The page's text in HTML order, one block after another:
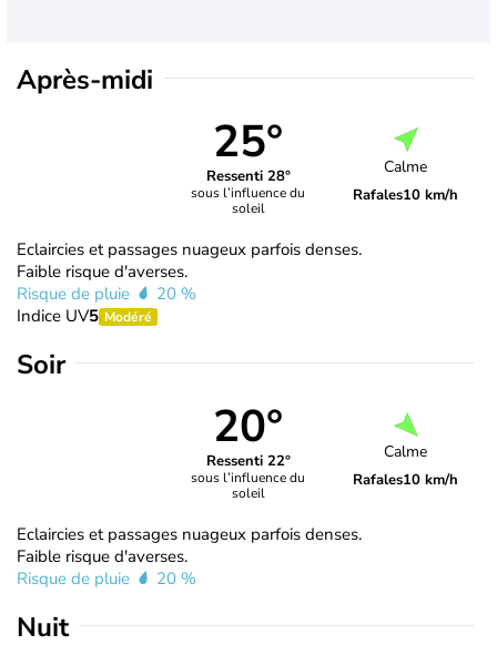
Après-midi
25°
Ressenti 28°
sous l’influence du
soleil
Calme
Rafales10 km/h
Eclaircies et passages nuageux parfois denses.
Faible risque d'averses.
Risque de pluie
20 %
Indice UV5 Modéré
Soir
20°
Ressenti 22°
sous l’influence du
soleil
Calme
Rafales10 km/h
Eclaircies et passages nuageux parfois denses.
Faible risque d'averses.
Risque de pluie
20 %
Nuit